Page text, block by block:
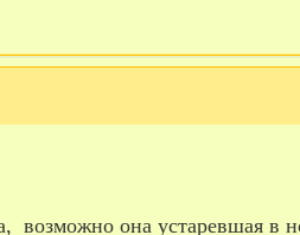
возможно она устаревшая в